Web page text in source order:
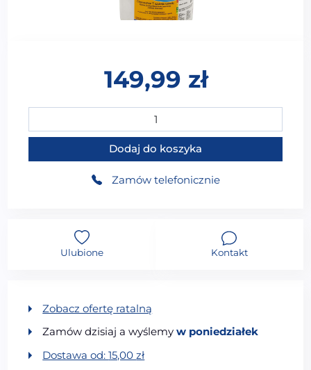
149,99 zł
ilość CHEMOFORM CHEMOCHLOR T SZYBKIE
Dodaj do koszyka
Zamów telefonicznie
Ulubione Kontakt
Zobacz ofertę ratalną
Zamów dzisiaj a wyślemyw poniedziałek
Dostawa od:15,00zł